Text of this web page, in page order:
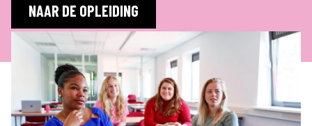
NAAR DE OPLEIDING